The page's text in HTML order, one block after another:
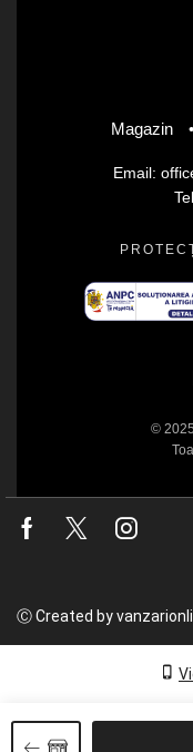
Magazin •
Email:
©
Facebook
Twitter
Ⓒ Created by